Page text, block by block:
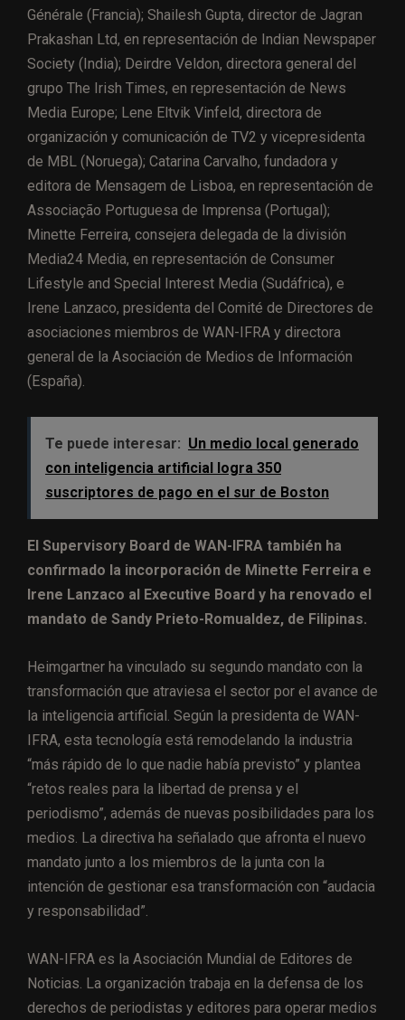
Générale (Francia); Shailesh Gupta, director de Jagran
Prakashan Ltd, en representación de Indian Newspaper
Society (India); Deirdre Veldon, directora general del
grupo The Irish Times, en representación de News
Media Europe; Lene Eltvik Vinfeld, directora de
organización y comunicación de TV2 y vicepresidenta
de MBL (Noruega); Catarina Carvalho, fundadora y
editora de Mensagem de Lisboa, en representación de
Associação Portuguesa de Imprensa (Portugal);
Minette Ferreira, consejera delegada de la división
Media24 Media, en representación de Consumer
Lifestyle and Special Interest Media (Sudáfrica), e
Irene Lanzaco, presidenta del Comité de Directores de
asociaciones miembros de WAN-IFRA y directora
general de la Asociación de Medios de Información
(España).
Te puede interesar: Un medio local generado
con inteligencia artificial logra 350
suscriptores de pago en el sur de Boston
El Supervisory Board de WAN-IFRA también ha
confirmado la incorporación de Minette Ferreira e
Irene Lanzaco al Executive Board y ha renovado el
mandato de Sandy Prieto-Romualdez, de Filipinas.
Heimgartner ha vinculado su segundo mandato con la
transformación que atraviesa el sector por el avance de
la inteligencia artificial. Según la presidenta de WAN-
IFRA, esta tecnología está remodelando la industria
“más rápido de lo que nadie había previsto” y plantea
“retos reales para la libertad de prensa y el
periodismo”, además de nuevas posibilidades para los
medios. La directiva ha señalado que afronta el nuevo
mandato junto a los miembros de la junta con la
intención de gestionar esa transformación con “audacia
y responsabilidad”.
WAN-IFRA es la Asociación Mundial de Editores de
Noticias. La organización trabaja en la defensa de los
derechos de periodistas y editores para operar medios